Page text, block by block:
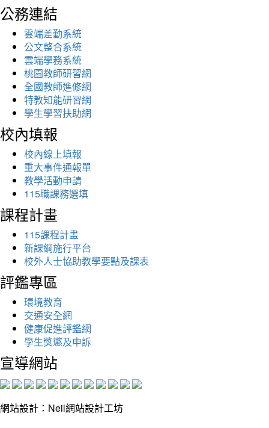
公務連結
雲端差勤系統
公文整合系統
雲端學務系統
桃園教師研習網
全國教師進修網
特教知能研習網
學生學習扶助網
校內填報
校內線上填報
重大事件通報單
教學活動申請
115職課務選填
課程計畫
115課程計畫
新課綱施行平台
校外人士協助教學要點及課表
評鑑專區
環境教育
交通安全網
健康促進評鑑網
學生獎懲及申訴
宣導網站
網站設計：Neil網站設計工坊